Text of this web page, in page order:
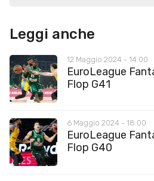
Leggi anche
12 Maggio 2024 - 14:00
EuroLeague
Flop G41
6 Maggio 2024 - 18:00
EuroLeague
Flop G40